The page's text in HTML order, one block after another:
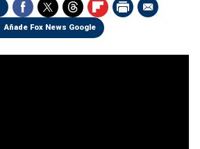
Añade Fox News Google